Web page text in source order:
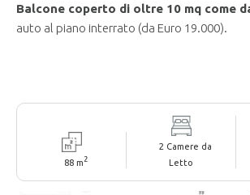
Balcone coperto di oltre 10 mq come
auto al piano interrato (da Euro 19.000).
88 m 2
2 Camere da
Letto